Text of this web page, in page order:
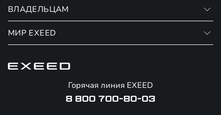
RX
Записаться на тест-драйв
Финансовые программы
Страхование
Калькулятор обмена / Trade-in
Специальные предложения
Корпоративным клиентам
ВЛАДЕЛЬЦАМ
Записаться на сервис
Гарантия EXEED
Помощь на дорогах
МИР EXEED
Горячая линия EXEED
8 800 700-80-03